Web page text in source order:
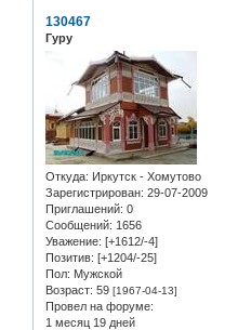
130467
Гуру
Откуда: Иркутск - Хомутово
Зарегистрирован: 29-07-2009
Приглашений: 0
Сообщений: 1656
Уважение: [+1612/-4]
Позитив: [+1204/-25]
Пол: Мужской
Возраст: 59 [1967-04-13]
Провел на форуме:
1 месяц 19 дней